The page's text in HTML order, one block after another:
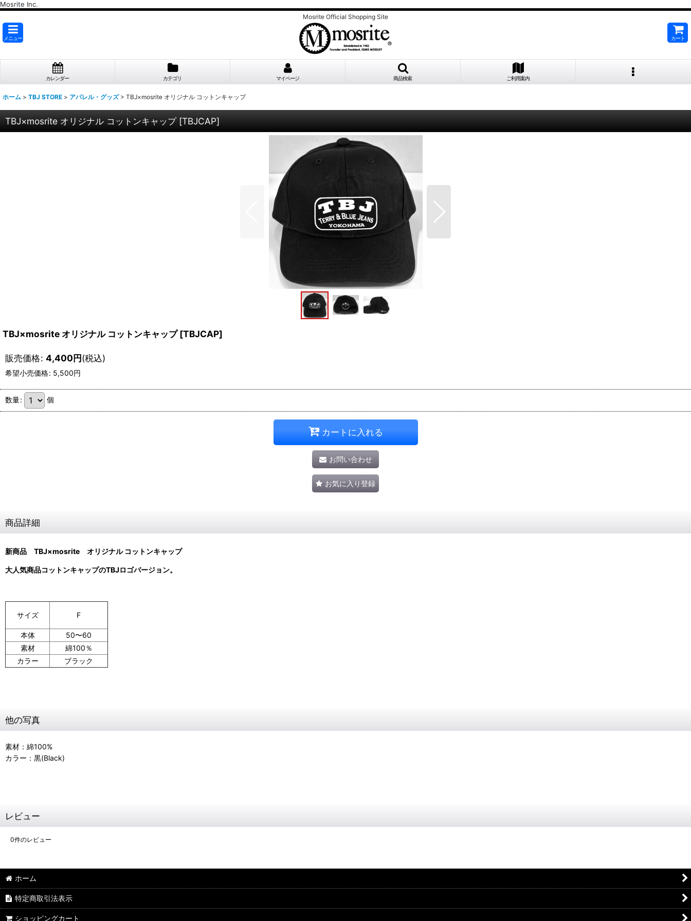
Mosrite Inc.
Mosrite Official Shopping Site
メニュー カート
カレンダー カテゴリ マイページ 商品検索 ご利用案内
ホーム > TBJ STORE > アパレル・グッズ > TBJ×mosrite オリジナル コットンキャップ
TBJ×mosrite オリジナル コットンキャップ [TBJCAP]
TBJ×mosrite オリジナル コットンキャップ [TBJCAP]
販売価格: 4,400円(税込)
希望小売価格: 5,500円
数量: 個
カートに入れる
お問い合わせ
お気に入り登録
商品詳細
新商品 TBJ×mosrite オリジナル コットンキャップ
大人気商品コットンキャップのTBJロゴバージョン。
サイズ F
本体
50〜60
素材
綿100％
カラー
ブラック
他の写真
素材：綿100%
カラー：黒(Black)
レビュー
0件のレビュー
ホーム
特定商取引法表示
ショッピングカート